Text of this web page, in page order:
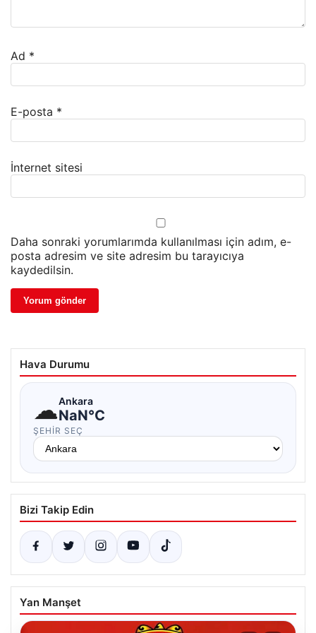
Ad *
E-posta *
İnternet sitesi
Daha sonraki yorumlarımda kullanılması için adım, e-
posta adresim ve site adresim bu tarayıcıya
kaydedilsin.
Hava Durumu
☁Ankara
NaN°C
ŞEHIR SEÇ
Bizi Takip Edin
Yan Manşet